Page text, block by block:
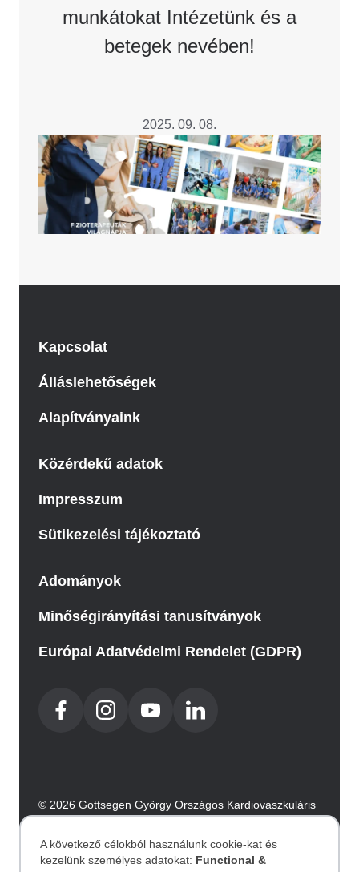
munkátokat Intézetünk és a
betegek nevében!
2025. 09. 08.
Image
Kapcsolat
Álláslehetőségek
Alapítványaink
Közérdekű adatok
Impresszum
Sütikezelési tájékoztató
Adományok
Minőségirányítási tanusítványok
Európai Adatvédelmi Rendelet (GDPR)
© 2026 Gottsegen György Országos Kardiovaszkuláris
Intézet. Minden jog fenntartva.
A következő célokból használunk cookie-kat és
kezelünk személyes adatokat: Functional &